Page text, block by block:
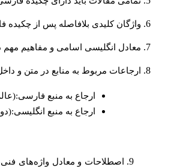
واژگان کلیدی بلافاصله پس از چکیده فارسی و
معادل انگلیسی اسامی و مفاهیم
ارجاعات مربوط به منابع در متن و
ارجاع به منبع فارسی:(عالم، ۱۳۹۱:
ارجاع به منبع انگلیسی:(دورژه، ۲۰۰۲:
اصطلاحات و معادل واژه‌های